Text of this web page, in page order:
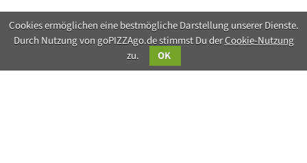
Cookies ermöglichen eine bestmögliche Darstellung unserer Dienste.
Durch Nutzung von goPIZZAgo.de stimmst Du derCookie-Nutzung
zu.
OK